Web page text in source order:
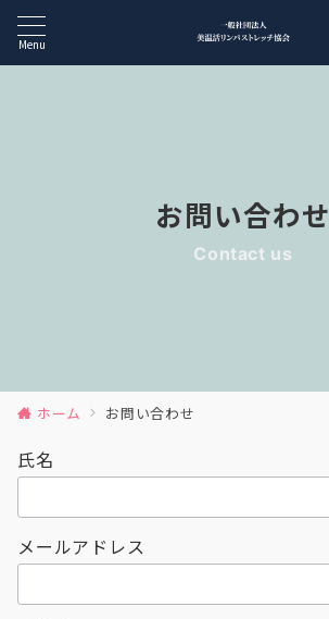
Menu
お問い合わせ
Contact us
ホーム お問い合わせ
氏名
メールアドレス